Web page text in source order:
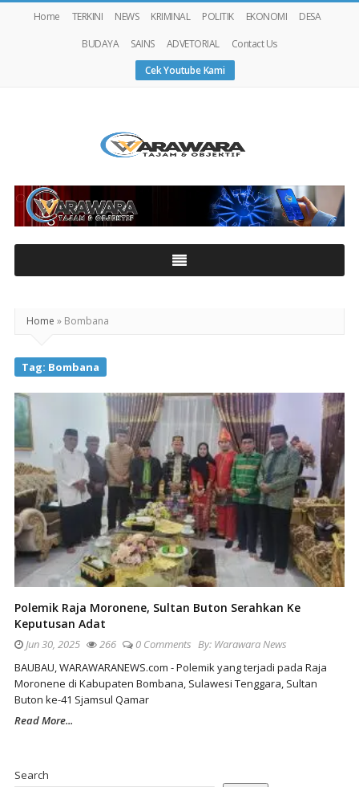
Home TERKINI NEWS KRIMINAL POLITIK EKONOMI
DESA
BUDAYA
SAINS ADVETORIAL
Contact Us
Cek Youtube Kami
Warawaranews
Home » Bombana
Tag: Bombana
Polemik Raja Moronene, Sultan Buton Serahkan Ke
Keputusan Adat
Jun 30, 2025 266 0 Comments By: Warawara News
BAUBAU, WARAWARANEWS.com - Polemik yang terjadi pada Raja
Moronene di Kabupaten Bombana, Sulawesi Tenggara, Sultan
Buton ke-41 Sjamsul Qamar
Read More...
Search